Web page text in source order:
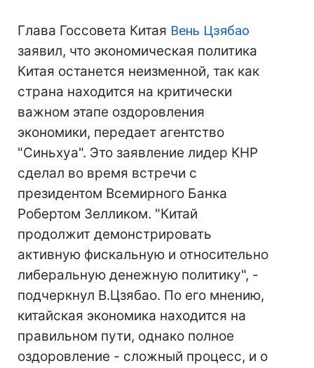
Глава Госсовета Китая Вень Цзябао
заявил, что экономическая политика
Китая останется неизменной, так как
страна находится на критически
важном этапе оздоровления
экономики, передает агентство
"Cиньхуа". Это заявление лидер КНР
сделал во время встречи с
президентом Всемирного Банка
Робертом Зелликом. "Китай
продолжит демонстрировать
активную фискальную и относительно
либеральную денежную политику", -
подчеркнул В.Цзябао. По его мнению,
китайская экономика находится на
правильном пути, однако полное
оздоровление - сложный процесс, и о